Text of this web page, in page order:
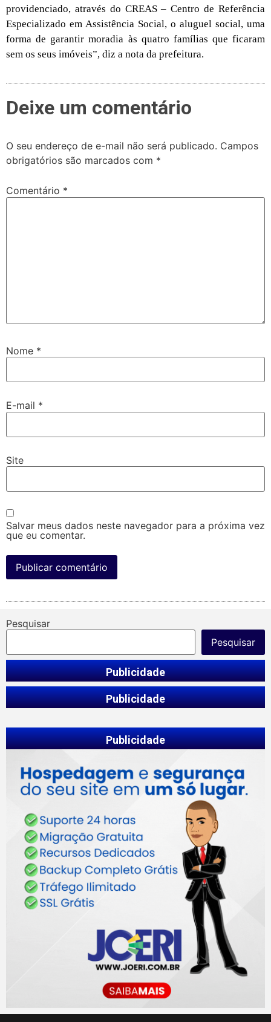
providenciado, através do CREAS – Centro de Referência
Especializado em Assistência Social, o aluguel social, uma
forma de garantir moradia às quatro famílias que ficaram
sem os seus imóveis”, diz a nota da prefeitura.
Deixe um comentário
O seu endereço de e-mail não será publicado. Campos
obrigatórios são marcados com *
Comentário *
Nome *
E-mail *
Site
Salvar meus dados neste navegador para a próxima vez
que eu comentar.
Pesquisar
Pesquisar
Publicidade
Publicidade
Publicidade